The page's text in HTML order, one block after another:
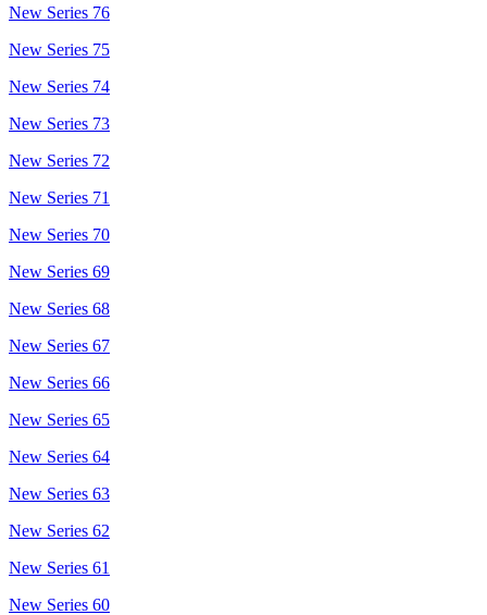
New Series 76
New Series 75
New Series 74
New Series 73
New Series 72
New Series 71
New Series 70
New Series 69
New Series 68
New Series 67
New Series 66
New Series 65
New Series 64
New Series 63
New Series 62
New Series 61
New Series 60